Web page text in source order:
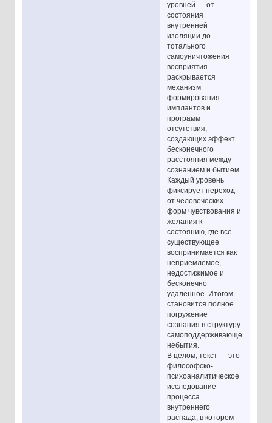
уровней — от
состояния
внутренней
изоляции до
тотального
самоуничтожения
восприятия —
раскрывается
механизм
формирования
имплантов и
программ
отсутствия,
создающих эффект
бесконечного
расстояния между
сознанием и бытием.
Каждый уровень
фиксирует переход
от человеческих
форм чувствования и
желания к
состоянию, где всё
существующее
воспринимается как
неприемлемое,
недостижимое и
бесконечно
удалённое. Итогом
становится полное
погружение
сознания в структуру
самоподдерживающегося
небытия.
В целом, текст — это
философско-
психоаналитическое
исследование
процесса
внутреннего
распада, в котором